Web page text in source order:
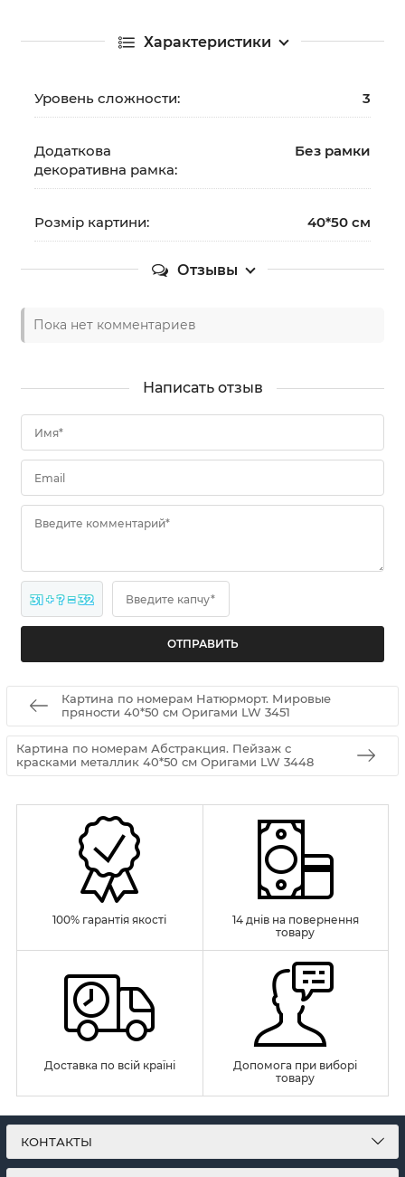
Характеристики
Уровень сложности: 3
Додаткова
декоративна рамка:
Без рамки
Розмір картини: 40*50 см
Отзывы
Пока нет комментариев
Написать отзыв
Имя*
Email
Введите комментарий*
31 + ? = 32 Введите капчу*
Картина по номерам Натюрморт. Мировые
пряности 40*50 см Оригами LW 3451
Картина по номерам Абстракция. Пейзаж с
красками металлик 40*50 см Оригами LW 3448
100% гарантія якості
14 днів на повернення
товару
Доставка по всій країні
Допомога при виборі
товару
КОНТАКТЫ